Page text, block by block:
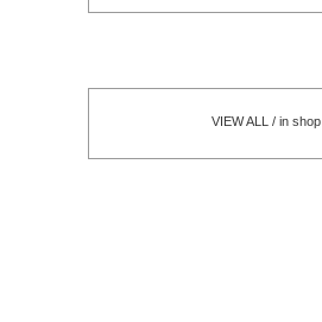
VIEW ALL / in shop